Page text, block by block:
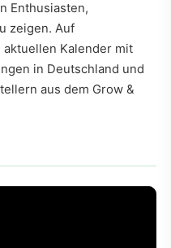
Enthusiasten,
zeigen. Auf
aktuellen Kalender mit
in Deutschland und
aus dem Grow &